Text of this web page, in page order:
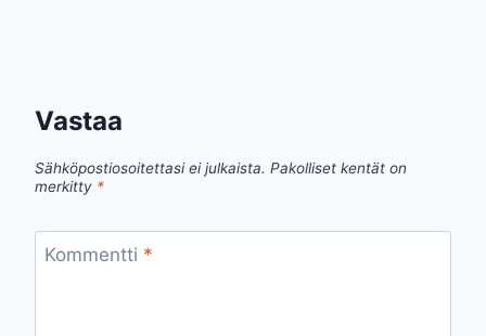
Vastaa
Sähköpostiosoitettasi ei julkaista. Pakolliset kentät on
merkitty *
Kommentti *